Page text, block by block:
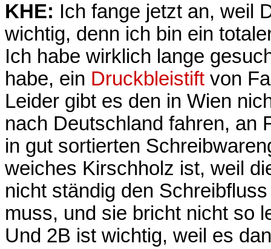
KHE: Ich fange jetzt an, weil
wichtig, denn ich bin ein
Ich habe wirklich lange
habe, ein Druckbleistift von
Leider gibt es den in Wien
nach Deutschland fahren, an
in gut sortierten
weiches Kirschholz ist, weil
nicht ständig den
muss, und sie bricht nicht so
Und 2B ist wichtig, weil es